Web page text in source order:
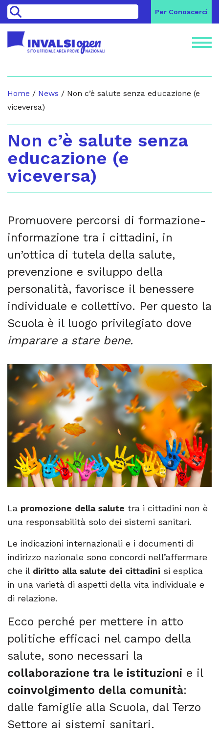
> Per Conoscerci
Home / News / Non c’è salute senza educazione (e
viceversa)
Non c’è salute senza
educazione (e
viceversa)
Promuovere percorsi di formazione-
informazione tra i cittadini, in
un’ottica di tutela della salute,
prevenzione e sviluppo della
personalità, favorisce il benessere
individuale e collettivo. Per questo la
Scuola è il luogo privilegiato dove
imparare a stare bene.
La promozione della salute tra i cittadini non è
una responsabilità solo dei sistemi sanitari.
Le indicazioni internazionali e i documenti di
indirizzo nazionale sono concordi nell’affermare
che il diritto alla salute dei cittadini si esplica
in una varietà di aspetti della vita individuale e
di relazione.
Ecco perché per mettere in atto
politiche efficaci nel campo della
salute, sono necessari la
collaborazione tra le istituzioni e il
coinvolgimento della comunità:
dalle famiglie alla Scuola, dal Terzo
Settore ai sistemi sanitari.